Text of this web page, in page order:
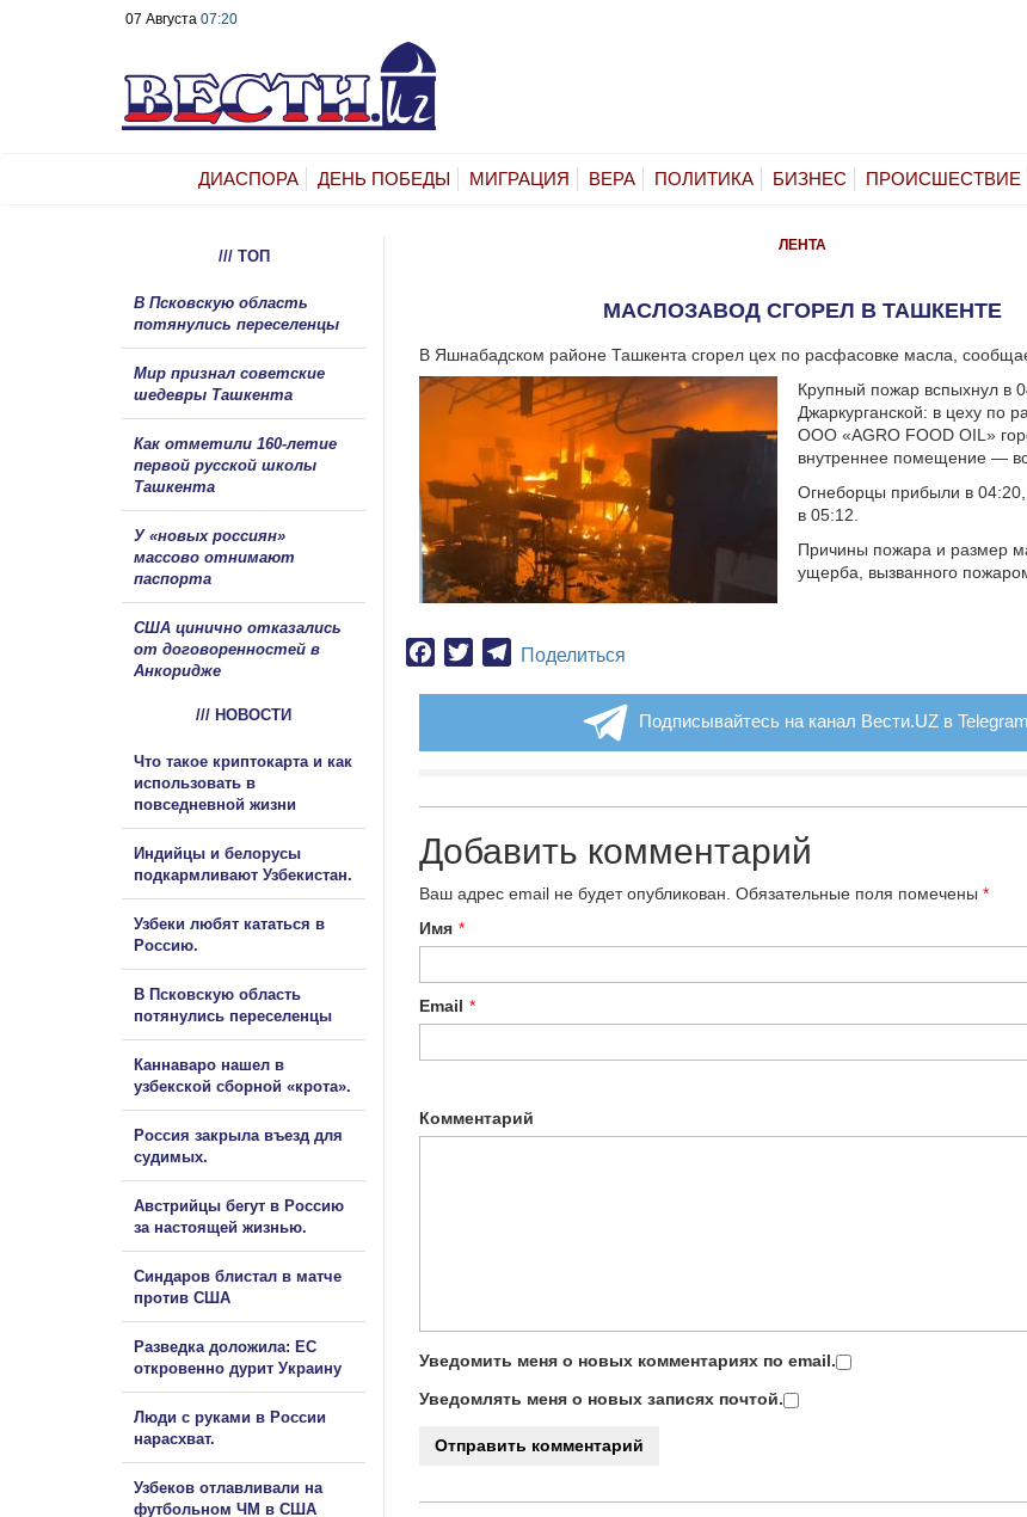
07 Августа 07:20
ДИАСПОРА ДЕНЬ ПОБЕДЫ МИГРАЦИЯ ВЕРА ПОЛИТИКА БИЗНЕС ПРОИСШЕСТВИЕ
ЛЕНТА
МАСЛОЗАВОД СГОРЕЛ В ТАШКЕНТЕ
В Яшнабадском районе Ташкента сгорел цех по расфасовке масла,
Крупный пожар вспыхнул в
Джаркурганской: в цеху по
ООО «AGRO FOOD OIL»
внутреннее помещение —
Огнеборцы прибыли в
в 05:12.
Причины пожара и размер
ущерба, вызванного
Facebook
TwitterTelegram
Поделиться
Подписывайтесь на канал Вести.UZ в Telegram
Добавить комментарий
Ваш адрес email не будет опубликован. Обязательные поля помечены *
Имя *
Email *
Комментарий
Уведомить меня о новых комментариях по email.
Уведомлять меня о новых записях почтой.
/// ТОП
В Псковскую область
потянулись переселенцы
Мир признал советские
шедевры Ташкента
Как отметили 160-летие
первой русской школы
Ташкента
У «новых россиян»
массово отнимают
паспорта
США цинично отказались
от договоренностей в
Анкоридже
/// НОВОСТИ
Что такое криптокарта и как
использовать в
повседневной жизни
Индийцы и белорусы
подкармливают Узбекистан.
Узбеки любят кататься в
Россию.
В Псковскую область
потянулись переселенцы
Каннаваро нашел в
узбекской сборной «крота».
Россия закрыла въезд для
судимых.
Австрийцы бегут в Россию
за настоящей жизнью.
Синдаров блистал в матче
против США
Разведка доложила: ЕС
откровенно дурит Украину
Люди с руками в России
нарасхват.
Узбеков отлавливали на
футбольном ЧМ в США